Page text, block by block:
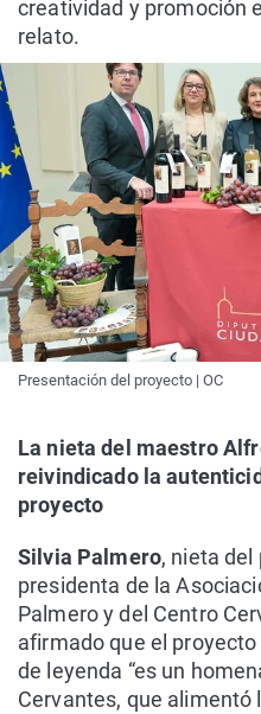
creatividad y promoción
relato.
Presentación del proyecto | OC
La nieta del maestro
reivindicado la
proyecto
Silvia Palmero, nieta del
presidenta de la
Palmero y del Centro
afirmado que el
de leyenda “es un
Cervantes, que alimentó